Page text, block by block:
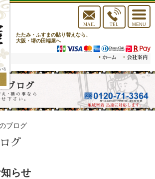
MAIL TEL
toggle
MENU
たたみ・ふすまの貼り替えなら、
大阪・堺の田端屋へ
ブログ
･襖の事なら
下さい。
ブログ
グ
らせ